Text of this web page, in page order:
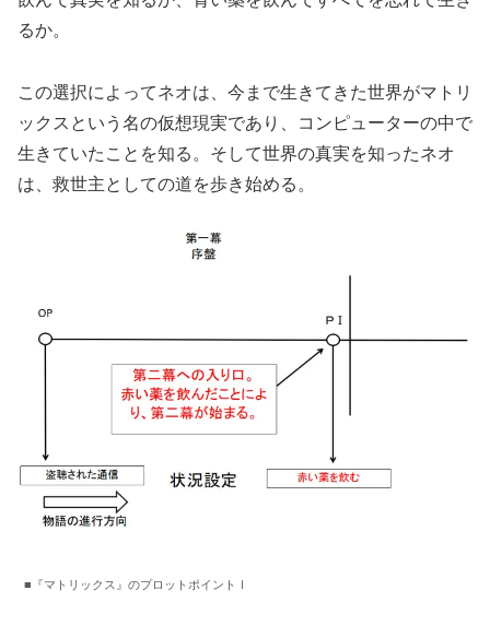
るか。
この選択によってネオは、今まで生きてきた世界がマトリ
ックスという名の仮想現実であり、コンピューターの中で
生きていたことを知る。そして世界の真実を知ったネオ
は、救世主としての道を歩き始める。
■『マトリックス』のプロットポイントⅠ